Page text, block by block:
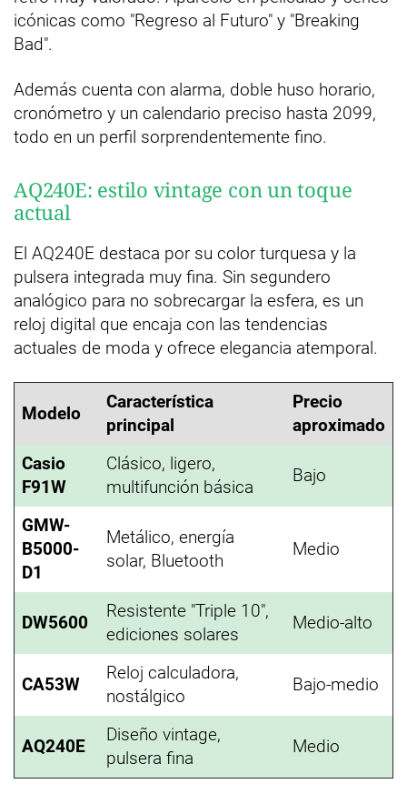
icónicas como "Regreso al Futuro" y "Breaking
Bad".
Además cuenta con alarma, doble huso horario,
cronómetro y un calendario preciso hasta 2099,
todo en un perfil sorprendentemente fino.
AQ240E: estilo vintage con un toque
actual
El AQ240E destaca por su color turquesa y la
pulsera integrada muy fina. Sin segundero
analógico para no sobrecargar la esfera, es un
reloj digital que encaja con las tendencias
actuales de moda y ofrece elegancia atemporal.
Modelo
Característica
principal
Precio
aproximado
Casio
F91W
Clásico, ligero,
multifunción básica
Bajo
GMW-
B5000-
D1
Metálico, energía
solar, Bluetooth
Medio
DW5600
Resistente "Triple 10",
ediciones solares
Medio-alto
CA53W
Reloj calculadora,
nostálgico
Bajo-medio
AQ240E
Diseño vintage,
pulsera fina
Medio